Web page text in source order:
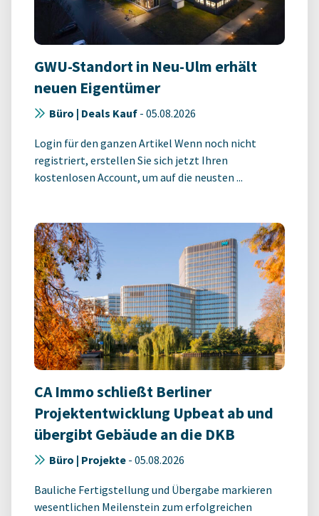
GWU-Standort in Neu-Ulm erhält
neuen Eigentümer
Büro | Deals Kauf - 05.08.2026
Login für den ganzen Artikel Wenn noch nicht
registriert, erstellen Sie sich jetzt Ihren
kostenlosen Account, um auf die neusten ...
CA Immo schließt Berliner
Projektentwicklung Upbeat ab und
übergibt Gebäude an die DKB
Büro | Projekte - 05.08.2026
Bauliche Fertigstellung und Übergabe markieren
wesentlichen Meilenstein zum erfolgreichen